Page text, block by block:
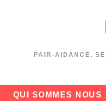
PAIR-AIDANCE,
QUI SOMMES NOUS